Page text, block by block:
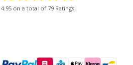
4.95 on a total of 79 Ratings